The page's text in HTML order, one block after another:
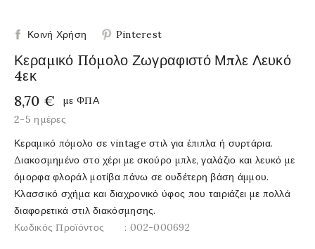
Κοινή Χρήση Pinterest
Κεραμικό Πόμολο Ζωγραφιστό Μπλε Λευκό
4εκ
8,70 €
με ΦΠΑ
2-5 ημέρες
Κεραμικό πόμολο σε vintage στιλ για έπιπλα ή συρτάρια.
Διακοσμημένο στο χέρι με σκούρο μπλε, γαλάζιο και λευκό με
όμορφα φλοράλ μοτίβα πάνω σε ουδέτερη βάση άμμου.
Κλασσικό σχήμα και διαχρονικό ύφος που ταιριάζει με πολλά
διαφορετικά στιλ διακόσμησης.
Κωδικός Προϊόντος
: 002-000692